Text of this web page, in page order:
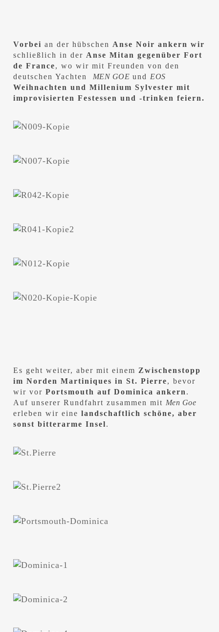
Vorbei an der hübschen Anse Noir ankern wir
schließlich in der Anse Mitan gegenüber Fort
de France, wo wir mit Freunden von den
deutschen Yachten MEN GOE undEOS
Weihnachten und Millenium Sylvester mit
improvisierten Festessen und -trinken feiern.
Es geht weiter, aber mit einem Zwischenstopp
im Norden Martiniques in St. Pierre, bevor
wir vor Portsmouth auf Dominica ankern.
Auf unserer Rundfahrt zusammen mit Men Goe
erleben wir eine landschaftlich schöne, aber
sonst bitterarme Insel.